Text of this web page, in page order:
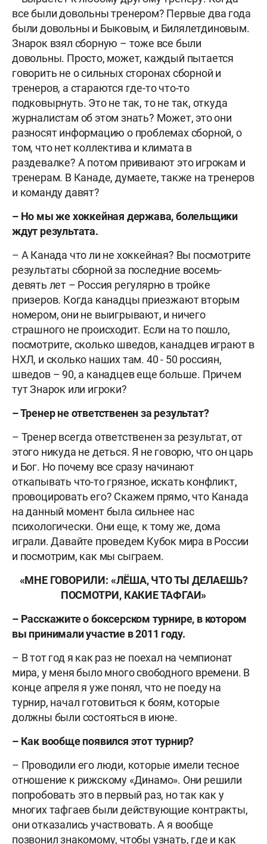
все были довольны тренером? Первые два года
были довольны и Быковым, и Билялетдиновым.
Знарок взял сборную – тоже все были
довольны. Просто, может, каждый пытается
говорить не о сильных сторонах сборной и
тренеров, а стараются где-то что-то
подковырнуть. Это не так, то не так, откуда
журналистам об этом знать? Может, это они
разносят информацию о проблемах сборной, о
том, что нет коллектива и климата в
раздевалке? А потом прививают это игрокам и
тренерам. В Канаде, думаете, также на тренеров
и команду давят?
– Но мы же хоккейная держава, болельщики
ждут результата.
– А Канада что ли не хоккейная? Вы посмотрите
результаты сборной за последние восемь-
девять лет – Россия регулярно в тройке
призеров. Когда канадцы приезжают вторым
номером, они не выигрывают, и ничего
страшного не происходит. Если на то пошло,
посмотрите, сколько шведов, канадцев играют в
НХЛ, и сколько наших там. 40 - 50 россиян,
шведов – 90, а канадцев еще больше. Причем
тут Знарок или игроки?
– Тренер не ответственен за результат?
– Тренер всегда ответственен за результат, от
этого никуда не деться. Я не говорю, что он царь
и Бог. Но почему все сразу начинают
откапывать что-то грязное, искать конфликт,
провоцировать его? Скажем прямо, что Канада
на данный момент была сильнее нас
психологически. Они еще, к тому же, дома
играли. Давайте проведем Кубок мира в России
и посмотрим, как мы сыграем.
«МНЕ ГОВОРИЛИ: «ЛЁША, ЧТО ТЫ ДЕЛАЕШЬ?
ПОСМОТРИ, КАКИЕ ТАФГАИ»
– Расскажите о боксерском турнире, в котором
вы принимали участие в 2011 году.
– В тот год я как раз не поехал на чемпионат
мира, у меня было много свободного времени. В
конце апреля я уже понял, что не поеду на
турнир, начал готовиться к боям, которые
должны были состояться в июне.
– Как вообще появился этот турнир?
– Проводили его люди, которые имели тесное
отношение к рижскому «Динамо». Они решили
попробовать это в первый раз, но так как у
многих тафгаев были действующие контракты,
они отказались участвовать. А я вообще
позвонил знакомому, чтобы узнать, где и как